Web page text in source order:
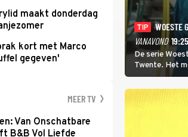
maakt donderdag
kort met Marco
gegeven'
MEER TV
Van Onschatbare
B&B Vol Liefde
TIP
WOESTE
VANAVOND
De serie
Twente. Het
2000-gebied